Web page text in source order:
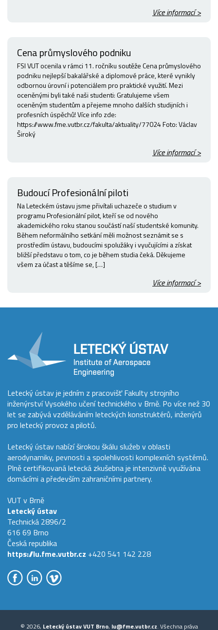
Více informací >
Cena průmyslového podniku
FSI VUT ocenila v rámci 11. ročníku soutěže Cena průmyslového
podniku nejlepší bakalářské a diplomové práce, které vynikly
odbornou úrovní i potenciálem pro praktické využití. Mezi
oceněnými byli také naši studenti: Gratulujeme všem
oceněným studentům a přejeme mnoho dalších studijních i
profesních úspěchů! Více info zde:
https://www.fme.vutbr.cz/fakulta/aktuality/77024 Foto: Václav
Široký
Více informací >
Budoucí Profesionální piloti
Na Leteckém ústavu jsme přivítali uchazeče o studium v
programu Profesionální pilot, kteří se od nového
akademického roku stanou součástí naší studentské komunity.
Během neformálního setkání měli možnost seznámit se s
prostředím ústavu, budoucími spolužáky i vyučujícími a získat
bližší představu o tom, co je během studia čeká. Děkujeme
všem za účast a těšíme se, […]
Více informací >
Letecký ústav je jedním z pracovišť Fakulty strojního
inženýrství Vysokého učení technického v Brně. Po více než 30
let se zabývá vzděláváním leteckých konstruktérů, inženýrů
pro letecký provoz a pilotů.
Letecký ústav nabízí širokou škálu služeb v oblasti
aerodynamiky, pevnosti a spolehlivosti komplexních systémů.
Plně certifikovaná letecká zkušebna je intenzivně využívána
domácími a především zahraničními partnery.
VUT v Brně
Letecký ústav
Technická 2896/2
616 69 Brno
Česká republika
https://lu.fme.vutbr.cz +420 541 142 228
© 2026, Letecký ústav VUT Brno, lu@fme.vutbr.cz. Všechna práva